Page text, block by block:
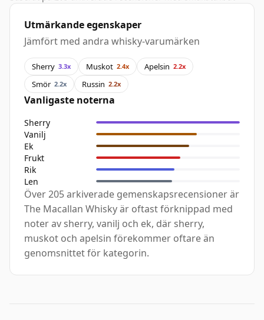
Utmärkande egenskaper
Jämfört med andra whisky-varumärken
Sherry 3.3x Muskot 2.4x Apelsin 2.2x
Smör 2.2x Russin 2.2x
Vanligaste noterna
Sherry
Vanilj
Ek
Frukt
Rik
Len
Över 205 arkiverade gemenskapsrecensioner är
The Macallan Whisky är oftast förknippad med
noter av sherry, vanilj och ek, där sherry,
muskot och apelsin förekommer oftare än
genomsnittet för kategorin.